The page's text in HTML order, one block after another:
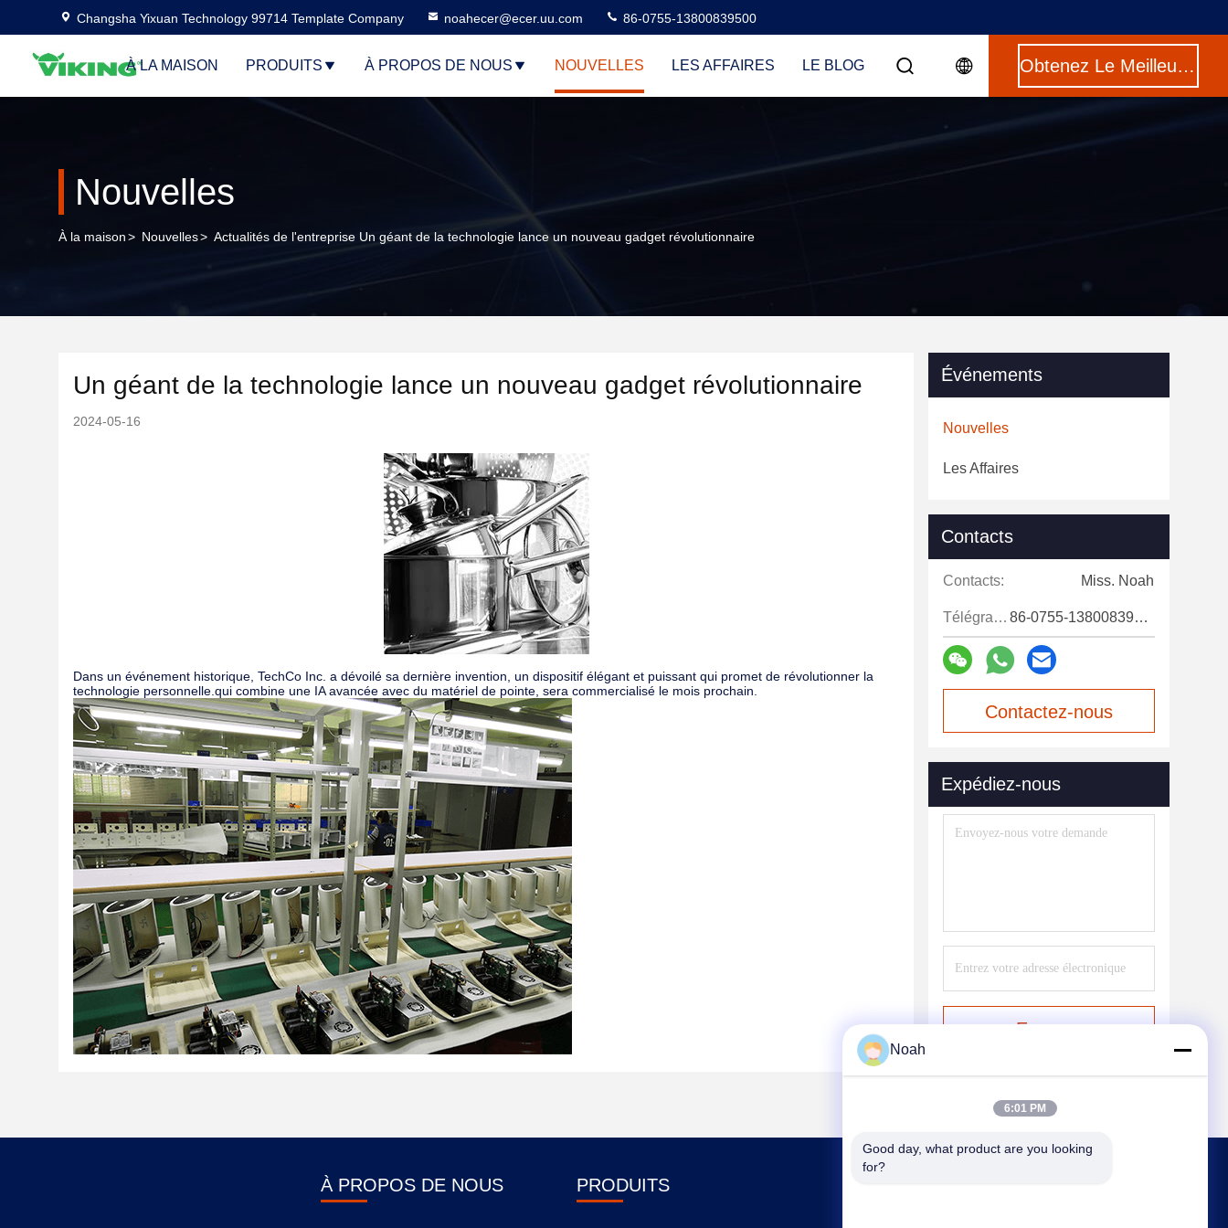
Changsha Yixuan Technology 99714 Template Company noahecer@ecer.uu.com 86-0755-13800839500
À LA MAISON PRODUITS À PROPOS DE NOUS NOUVELLES LES AFFAIRES LE BLOG Obtenez Le Meilleur Prix
Nouvelles
À la maison> Nouvelles> Actualités de l'entreprise Un géant de la technologie lance un nouveau gadget révolutionnaire
Un géant de la technologie lance un nouveau gadget révolutionnaire
2024-05-16
Dans un événement historique, TechCo Inc. a dévoilé sa dernière invention, un dispositif élégant et puissant qui promet de révolutionner la
technologie personnelle.qui combine une IA avancée avec du matériel de pointe, sera commercialisé le mois prochain.
Événements
Nouvelles
Les Affaires
Contacts
Contacts: Miss. Noah
Télégramme: 86-0755-13800839500
Contactez-nous
Expédiez-nous
Envoyer
À PROPOS DE NOUS PRODUITS
Noah
6:01 PM
Good day, what product are you looking
for?